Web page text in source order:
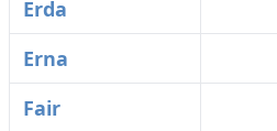
Erda
Erna
Fair